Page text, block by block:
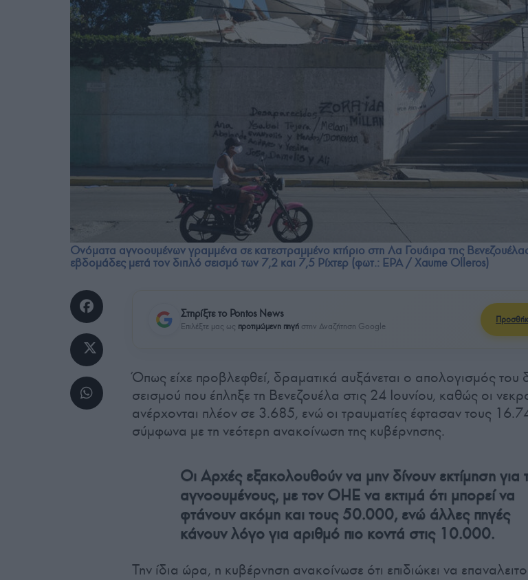
Ονόματα αγνοουμένων γραμμένα σε κατεστραμμένο κτήριο στη Λα Γουάιρα της
εβδομάδες μετά τον διπλό σεισμό των 7,2 και 7,5 Ρίχτερ (φωτ.: EPA / Xaume Olleros)
Στηρίξτε το Pontos News
Επιλέξτε μας ως προτιμώμενη πηγή στην Αναζήτηση Google
Όπως είχε προβλεφθεί, δραματικά αυξάνεται ο απολογισμός του
σεισμού που έπληξε τη Βενεζουέλα στις 24 Ιουνίου, καθώς οι
ανέρχονται πλέον σε 3.685, ενώ οι τραυματίες έφτασαν τους
σύμφωνα με τη νεότερη ανακοίνωση της κυβέρνησης.
Οι Αρχές εξακολουθούν να μην δίνουν εκτίμηση για
αγνοουμένους, με τον ΟΗΕ να εκτιμά ότι μπορεί να
φτάνουν ακόμη και τους 50.000, ενώ άλλες πηγές
κάνουν λόγο για αριθμό πιο κοντά στις 10.000.
Την ίδια ώρα, η κυβέρνηση ανακοίνωσε ότι επιδιώκει να